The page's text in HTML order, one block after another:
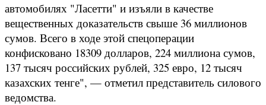
автомобилях "Ласетти" и изъяли в качестве
вещественных доказательств свыше 36 миллионов
сумов. Всего в ходе этой спецоперации
конфисковано 18309 долларов, 224 миллиона сумов,
137 тысяч российских рублей, 325 евро, 12 тысяч
казахских тенге", — отметил представитель силового
ведомства.